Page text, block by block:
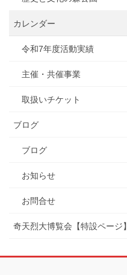
カレンダー
令和7年度活動実績
主催・共催事業
取扱いチケット
ブログ
ブログ
お知らせ
お問合せ
奇天烈大博覧会【特設ページ】